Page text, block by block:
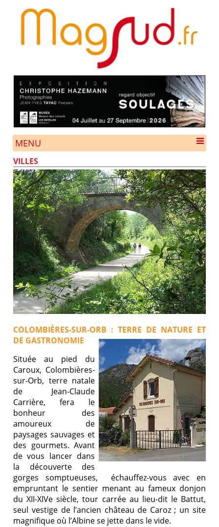
MENU
VILLES
COLOMBIÈRES-SUR-ORB : TERRE DE NATURE ET
DE GASTRONOMIE
Située au pied du
Caroux, Colombières-
sur-Orb, terre natale
de Jean-Claude
Carrière, fera le
bonheur des
amoureux de
paysages sauvages et
des gourmets. Avant
de vous lancer dans
la découverte des
gorges somptueuses, échauffez-vous avec en
empruntant le sentier menant au fameux donjon
du XII-XIVe siècle, tour carrée au lieu-dit le Battut,
seul vestige de l’ancien château de Caroz ; un site
magnifique où l’Albine se jette dans le vide.